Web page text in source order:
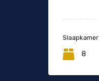
Slaapkamer
8